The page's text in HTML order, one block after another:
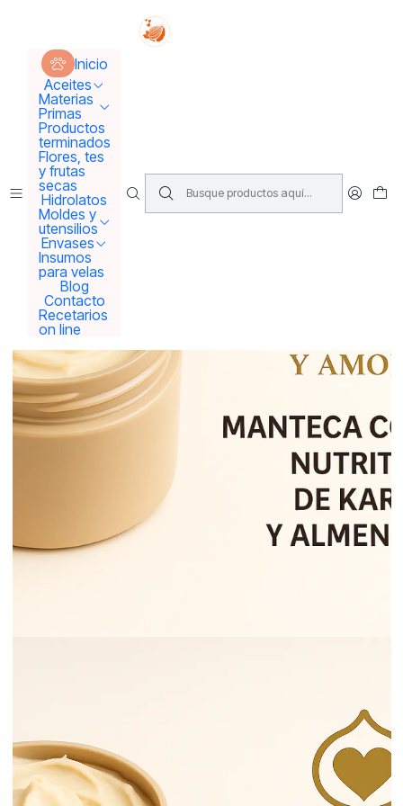
Inicio
Aceites
Materias
Primas
Productos
terminados
Flores, tes
y frutas
secas
Hidrolatos
Moldes y
utensilios
Envases
Insumos
para velas
Blog
Contacto
Recetarios
on line
Tus sueños se concretan aquí !!!
Manteca nutritiva de karité y almendras...Muy nutritiva y